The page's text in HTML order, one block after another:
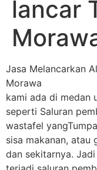
lancar
Jasa Melancarkan
Morawa
kami ada di medan
seperti Saluran
wastafel
sisa makanan, atau
dan sekitarnya.